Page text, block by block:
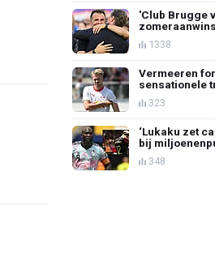
'Club Brugge
1338
Vermeeren
sensationele
323
‘Lukaku zet
bij
348